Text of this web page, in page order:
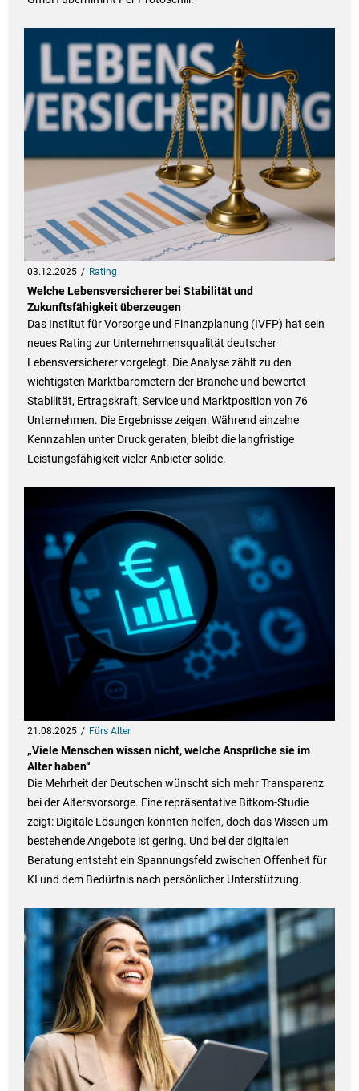
03.12.2025 Rating
Welche Lebensversicherer bei Stabilität und
Zukunftsfähigkeit überzeugen
Das Institut für Vorsorge und Finanzplanung (IVFP) hat sein
neues Rating zur Unternehmensqualität deutscher
Lebensversicherer vorgelegt. Die Analyse zählt zu den
wichtigsten Marktbarometern der Branche und bewertet
Stabilität, Ertragskraft, Service und Marktposition von 76
Unternehmen. Die Ergebnisse zeigen: Während einzelne
Kennzahlen unter Druck geraten, bleibt die langfristige
Leistungsfähigkeit vieler Anbieter solide.
21.08.2025 Fürs Alter
„Viele Menschen wissen nicht, welche Ansprüche sie im
Alter haben“
Die Mehrheit der Deutschen wünscht sich mehr Transparenz
bei der Altersvorsorge. Eine repräsentative Bitkom-Studie
zeigt: Digitale Lösungen könnten helfen, doch das Wissen um
bestehende Angebote ist gering. Und bei der digitalen
Beratung entsteht ein Spannungsfeld zwischen Offenheit für
KI und dem Bedürfnis nach persönlicher Unterstützung.